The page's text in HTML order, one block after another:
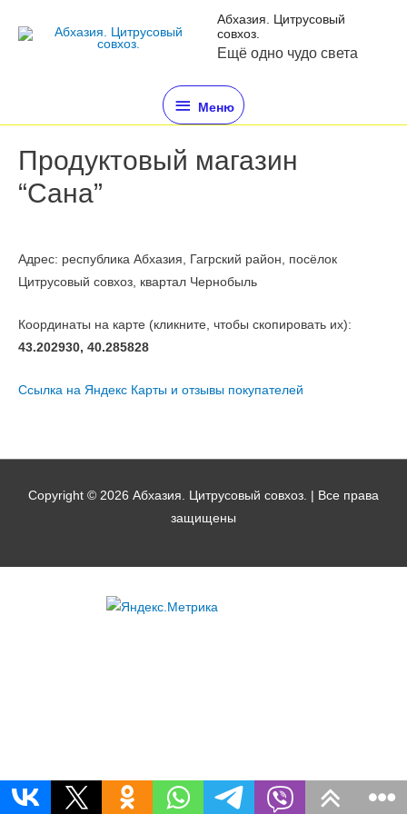
Абхазия. Цитрусовый
совхоз.
Ещё одно чудо света
Меню
Продуктовый магазин
“Сана”
Адрес: республика Абхазия, Гагрский район, посёлок
Цитрусовый совхоз, квартал Чернобыль
Координаты на карте (кликните, чтобы скопировать их):
43.202930, 40.285828
Ссылка на Яндекс Карты и отзывы покупателей
Copyright © 2026 Абхазия. Цитрусовый совхоз.
| Все права
защищены